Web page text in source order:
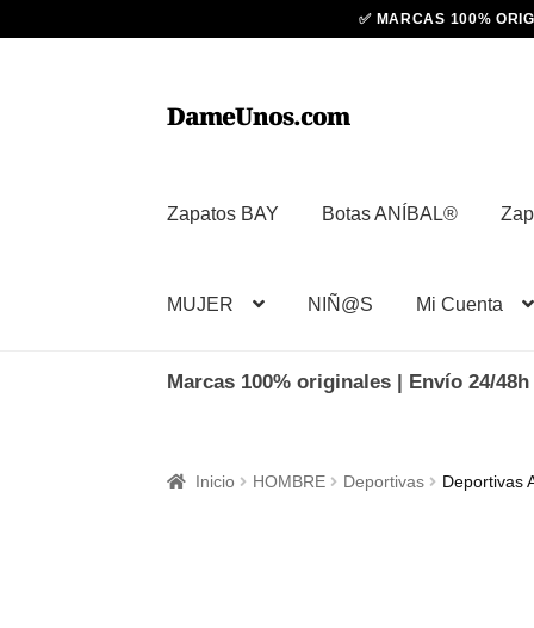
a
al
DameUnos.com
Zapatos BAY Botas ANÍBAL®
MUJER NIÑ@S Mi Cuenta
Marcas 100% originales | Envío 24/
Inicio HOMBRE Deportivas Deportivas